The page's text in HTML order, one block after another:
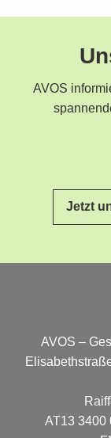
AVOS
Jetzt
AVOS –
AT13 3400